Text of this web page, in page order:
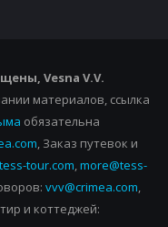
Vesna V.V.
материалов, ссылка
обязательна
, Заказ путевок и
tour.com,more@tess-
vvv@crimea.com,
и коттеджей: